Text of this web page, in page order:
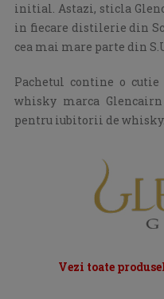
initial. Astazi, sticla
in fiecare distilerie din
cea mai mare parte din
Pachetul contine o cutie
whisky marca
pentru iubitorii de whisky.
Vezi toate